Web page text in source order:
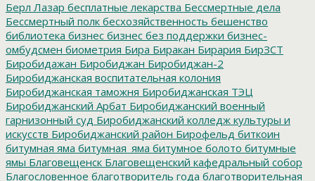
Берл Лазар бесплатные лекарства Бессмертные дела
Бессмертный полк бесхозяйственность бешенство
библиотека бизнес бизнес без поддержки бизнес-
омбудсмен биометрия Бира Биракан Бирария БирЗСТ
Биробидажан Биробиджан Биробиджан-2
Биробиджанская воспитательная колония
Биробиджанская таможня Биробиджанская ТЭЦ
Биробиджанский Арбат Биробиджанский военный
гарнизонный суд Биробиджанский колледж культуры и
искусств Биробиджанский район Бирофельд биткоин
битумная яма битумная_яма битумное болото битумные
ямы Благовещенск Благовещенский кафедральный собор
Благословенное благотворитель года благотворительная